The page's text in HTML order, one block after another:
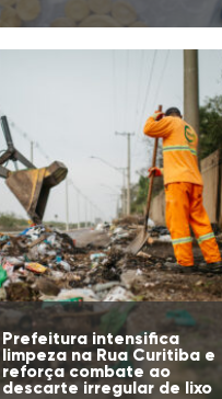
Prefeitura intensifica
limpeza na Rua Curitiba e
reforça combate ao
descarte irregular de lixo